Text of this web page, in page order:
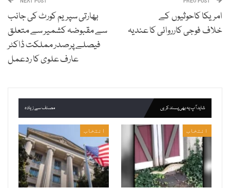
امریکا کاحوثیوں کے
خلاف فوجی کارروائی کا عندیہ
بھارتی سپریم کورٹ کی جانب
سے مقبوضہ کشمیر سے متعلق
فیصلے پرصدر مملکت ڈاکٹر
عارف علوی کا ردعمل
شاید آپ یہ بھی پسند کریں مصنف سے زیادہ
انتخاب انتخاب